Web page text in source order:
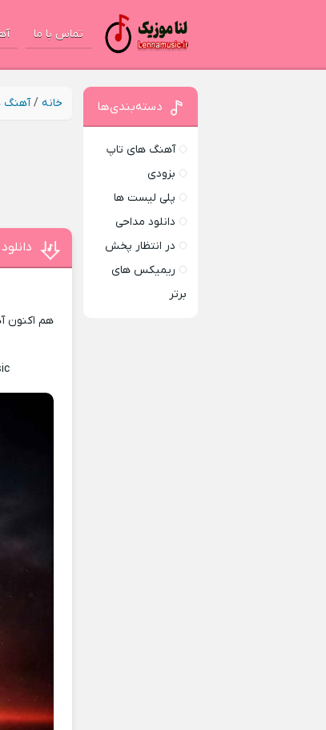
تماس با ما
خانه /آهنگ
هم اکنون
دسته‌بندی‌ها
آهنگ های تاپ
بزودی
پلی لیست ها
دانلود مداحی
در انتظار پخش
ریمیکس های
برتر